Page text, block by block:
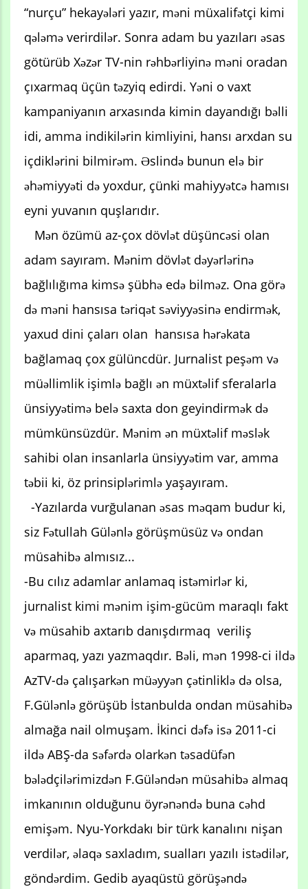
“nurçu” hekayələri yazır, məni müxalifətçi kimi
qələmə verirdilər. Sonra adam bu yazıları əsas
götürüb Xəzər TV-nin rəhbərliyinə məni oradan
çıxarmaq üçün təzyiq edirdi. Yəni o vaxt
kampaniyanın arxasında kimin dayandığı bəlli
idi, amma indikilərin kimliyini, hansı arxdan su
içdiklərini bilmirəm. Əslində bunun elə bir
əhəmiyyəti də yoxdur, çünki mahiyyətcə hamısı
eyni yuvanın quşlarıdır.
Mən özümü az-çox dövlət düşüncəsi olan
adam sayıram. Mənim dövlət dəyərlərinə
bağlılığıma kimsə şübhə edə bilməz. Ona görə
də məni hansısa təriqət səviyyəsinə endirmək,
yaxud dini çaları olan hansısa hərəkata
bağlamaq çox gülüncdür. Jurnalist peşəm və
müəllimlik işimlə bağlı ən müxtəlif sferalarla
ünsiyyətimə belə saxta don geyindirmək də
mümkünsüzdür. Mənim ən müxtəlif məslək
sahibi olan insanlarla ünsiyyətim var, amma
təbii ki, öz prinsiplərimlə yaşayıram.
-Yazılarda vurğulanan əsas məqam budur ki,
siz Fətullah Gülənlə görüşmüsüz və ondan
müsahibə almısız...
-Bu cılız adamlar anlamaq istəmirlər ki,
jurnalist kimi mənim işim-gücüm maraqlı fakt
və müsahib axtarıb danışdırmaq veriliş
aparmaq, yazı yazmaqdır. Bəli, mən 1998-ci ildə
AzTV-də çalışarkən müəyyən çətinliklə də olsa,
F.Gülənlə görüşüb İstanbulda ondan müsahibə
almağa nail olmuşam. İkinci dəfə isə 2011-ci
ildə ABŞ-da səfərdə olarkən təsadüfən
bələdçilərimizdən F.Güləndən müsahibə almaq
imkanının olduğunu öyrənəndə buna cəhd
emişəm. Nyu-Yorkdakı bir türk kanalını nişan
verdilər, əlaqə saxladım, sualları yazılı istədilər,
göndərdim. Gedib ayaqüstü görüşəndə